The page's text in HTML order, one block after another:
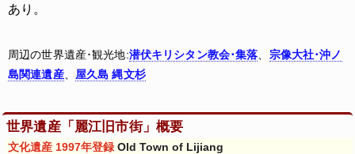
あり。
周辺の世界遺産･観光地:潜伏キリシタン教会･集落
宗像大社･沖ノ
島関連遺産、 屋久島 縄文杉
世界遺産「麗江旧市街」概要
文化遺産 1997年登録 Old Town of Lijiang